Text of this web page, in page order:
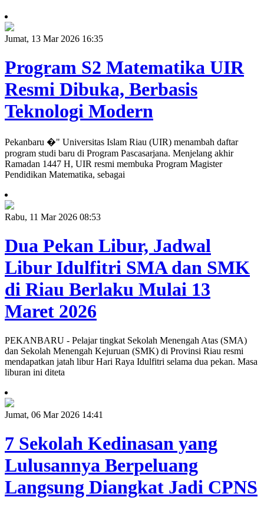
Jumat, 13 Mar 2026 16:35
Program S2 Matematika UIR
Resmi Dibuka, Berbasis
Teknologi Modern
Pekanbaru �" Universitas Islam Riau (UIR) menambah daftar
program studi baru di Program Pascasarjana. Menjelang akhir
Ramadan 1447 H, UIR resmi membuka Program Magister
Pendidikan Matematika, sebagai
Rabu, 11 Mar 2026 08:53
Dua Pekan Libur, Jadwal
Libur Idulfitri SMA dan SMK
di Riau Berlaku Mulai 13
Maret 2026
PEKANBARU - Pelajar tingkat Sekolah Menengah Atas (SMA)
dan Sekolah Menengah Kejuruan (SMK) di Provinsi Riau resmi
mendapatkan jatah libur Hari Raya Idulfitri selama dua pekan. Masa
liburan ini diteta
Jumat, 06 Mar 2026 14:41
7 Sekolah Kedinasan yang
Lulusannya Berpeluang
Langsung Diangkat Jadi CPNS